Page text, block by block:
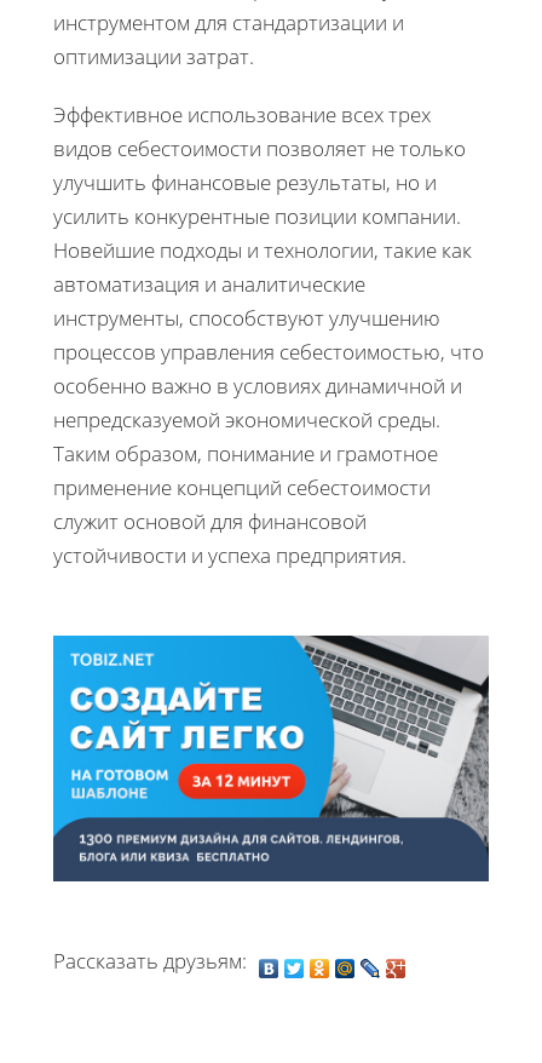
инструментом для стандартизации и
оптимизации затрат.
Эффективное использование всех трех
видов себестоимости позволяет не только
улучшить финансовые результаты, но и
усилить конкурентные позиции компании.
Новейшие подходы и технологии, такие как
автоматизация и аналитические
инструменты, способствуют улучшению
процессов управления себестоимостью, что
особенно важно в условиях динамичной и
непредсказуемой экономической среды.
Таким образом, понимание и грамотное
применение концепций себестоимости
служит основой для финансовой
устойчивости и успеха предприятия.
Рассказать друзьям: